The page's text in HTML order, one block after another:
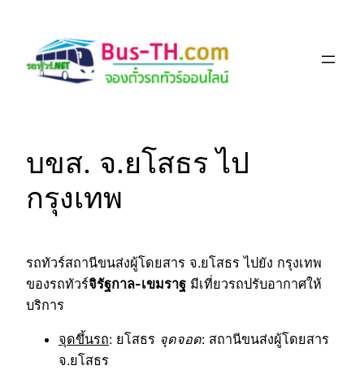
content
บขส. จ.ยโสธร ไป
กรุงเทพ
รถทัวร์สถานีขนส่งผู้โดยสาร จ.ยโสธร ไปยัง กรุงเทพ
ของรถทัวร์จิรัฐกาล-เขมราฐ มีเที่ยวรถปรับอากาศให้
บริการ
จุดขึ้นรถ: ยโสธร จุดจอด: สถานีขนส่งผู้โดยสาร
จ.ยโสธร